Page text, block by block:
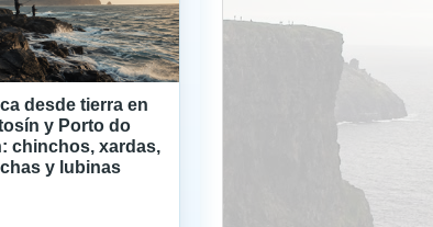
desde tierra en
y Porto do
chinchos, xardas,
y lubinas